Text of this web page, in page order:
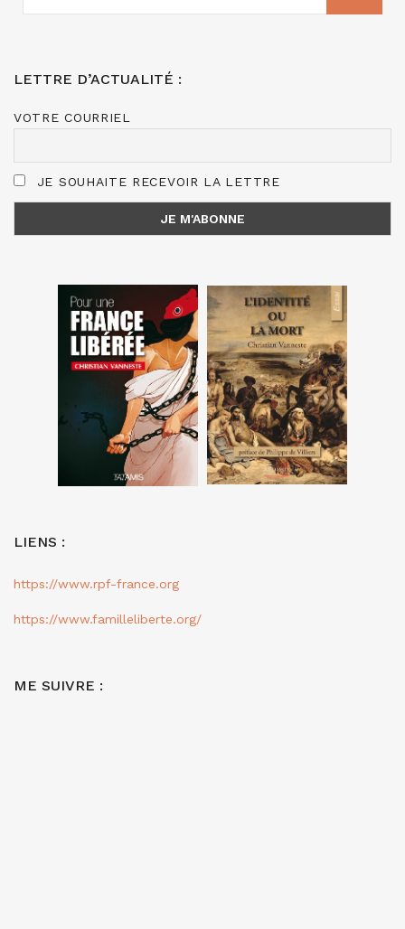
LETTRE D’ACTUALITÉ :
VOTRE COURRIEL
JE SOUHAITE RECEVOIR LA LETTRE
LIENS :
https://www.rpf-france.org
https://www.familleliberte.org/
ME SUIVRE :